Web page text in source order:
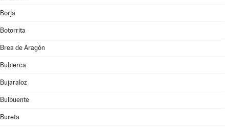
Borja
Botorrita
Brea de Aragón
Bubierca
Bujaraloz
Bulbuente
Bureta